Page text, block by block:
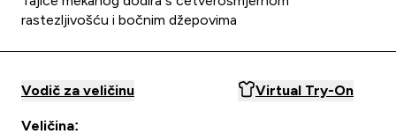
rastezljivošću i bočnim džepovima
Vodič za veličinu Virtual Try-On
Veličina: